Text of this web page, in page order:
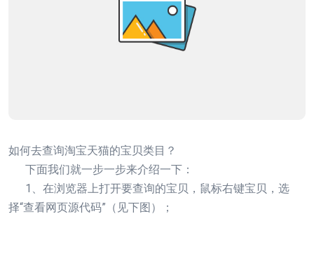
如何去查询淘宝天猫的宝贝类目？
下面我们就一步一步来介绍一下：
1、在浏览器上打开要查询的宝贝，鼠标右键宝贝，选
择“查看网页源代码”（见下图）；